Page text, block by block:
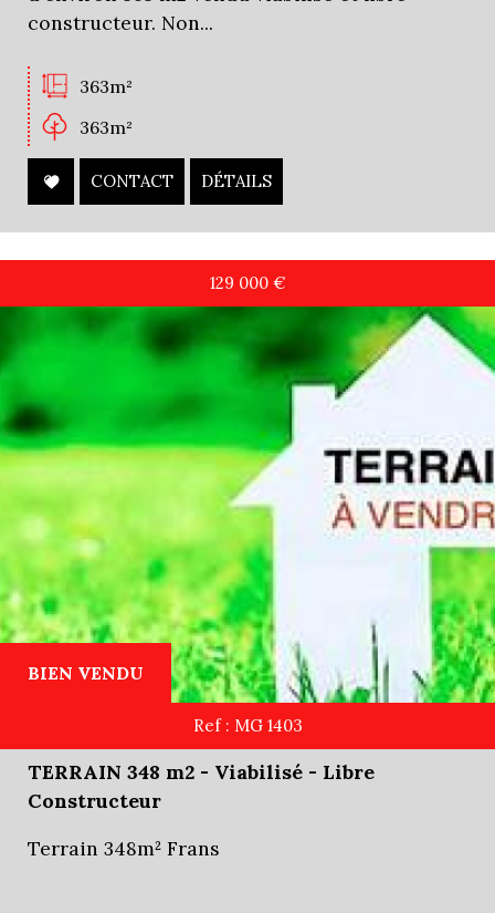
constructeur. Non...
363m²
363m²
CONTACT DÉTAILS
BIEN VENDU
129 000 €
Ref : MG 1403
TERRAIN 348 m2 - Viabilisé - Libre
Constructeur
Terrain 348m² Frans